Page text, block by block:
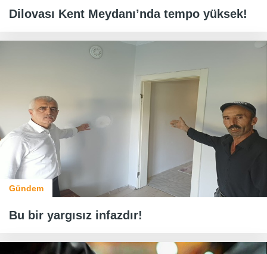
Dilovası Kent Meydanı’nda tempo yüksek!
Gündem
Bu bir yargısız infazdır!